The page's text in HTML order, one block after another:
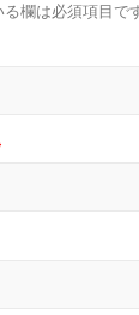
る欄は必須項目で